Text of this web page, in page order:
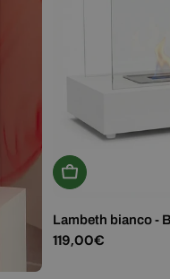
Aggiungi Al
Lambeth bianco -
Prezzo
119,00€